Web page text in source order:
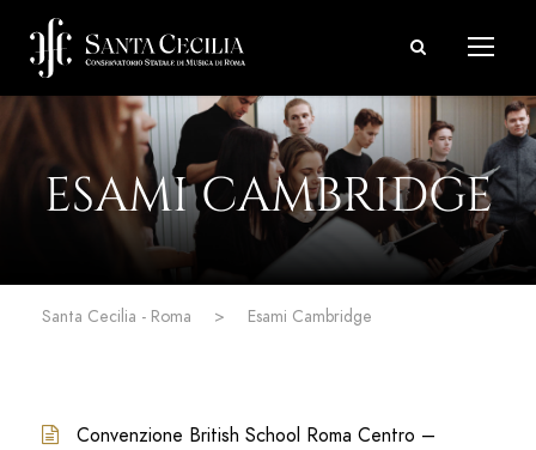
ESAMI CAMBRIDGE
Santa Cecilia - Roma > Esami Cambridge
Convenzione British School Roma Centro –